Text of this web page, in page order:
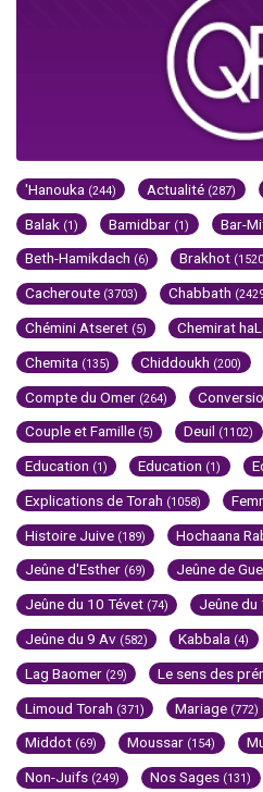
'Hanouka (244) Actualité (287)
Balak (1) Bamidbar (1) Bar-
Beth-Hamikdach (6) Brakhot
Cacheroute (3703) Chabbath
Chémini Atseret (5) Chemirat
Chemita (135) Chiddoukh (200)
Compte du Omer (264)
Couple et Famille (5) Deuil (1102)
Education (1) Education (1)
Explications de Torah (1058)
Histoire Juive (189) Hochaana
Jeûne d'Esther (69) Jeûne de
Jeûne du 10 Tévet (74) Jeûne du
Jeûne du 9 Av (582) Kabbala (4)
Lag Baomer (29) Le sens des
Limoud Torah (371) Mariage (772)
Middot (69) Moussar (154)
Non-Juifs (249) Nos Sages (131)